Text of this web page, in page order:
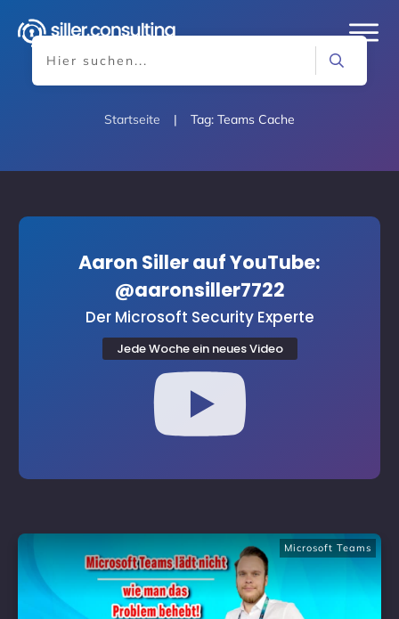
Startseite | Tag: Teams Cache
Aaron Siller auf YouTube:
@aaronsiller7722
Der Microsoft Security Experte
Jede Woche ein neues Video
Microsoft Teams